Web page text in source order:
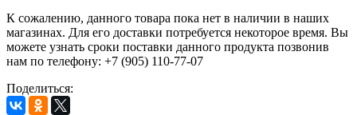
К сожалению, данного товара пока нет в наличии в наших
магазинах. Для его доставки потребуется некоторое время. Вы
можете узнать сроки поставки данного продукта позвонив
нам по телефону: +7 (905) 110-77-07
Поделиться: